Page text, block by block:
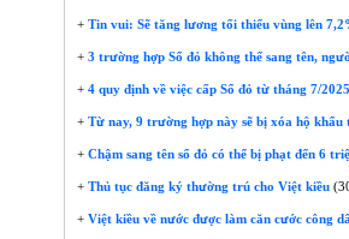
+ Tin vui: Sẽ tăng lương tối thiểu vùng lên
+ 3 trường hợp Sổ đỏ không thể sang tên,
+ 4 quy định về việc cấp Sổ đỏ từ tháng 7/
+ Từ nay, 9 trường hợp này sẽ bị xóa hộ
+ Chậm sang tên sổ đỏ có thể bị phạt đến 6
+ Thủ tục đăng ký thường trú cho Việt kiều
+ Việt kiều về nước được làm căn cước công